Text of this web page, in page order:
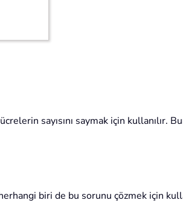
sayısını saymak için kullanılır.
biri de bu sorunu çözmek için